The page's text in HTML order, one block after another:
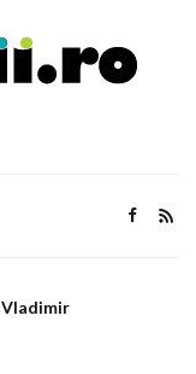
Vladimir